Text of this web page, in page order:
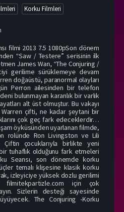
Korku Filmleri
filmi 2013 7.5 1080pSon dönem
“Saw / Testere” serisinin ilk
James Wan, “The Conjuring /
gerilime sürüklemeye devam
doğaüstü, paranormal olayları
Perron ailesinden bir telefon
bulunmayan karanlık bir varlık
alt üst olmuştur. Bu vakayı
çifti, ne kadar şeytani bir
çok geç fark edeceklerdir…
öyküsünden uyarlanan filmde,
rolünde Ron Livingston ve Lili
Çiftin çocuklarıyla birlikte yeni
tuhaflık olduğunu fark etmeleri
Seansı, son dönemde korku
temalı klişesine klasik korku
izleyiciye yüksek dozlu gerilimi
filmitekpartizle.com için çok
Sizlerin desteği sayesinde
The Conjuring -Korku